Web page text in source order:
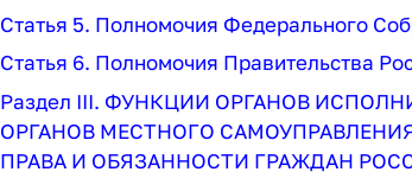
Статья 5. Полномочия Федерального
Статья 6. Полномочия Правительства
Раздел III. ФУНКЦИИ ОРГАНОВ
ОРГАНОВ МЕСТНОГО
ПРАВА И ОБЯЗАННОСТИ ГРАЖДАН